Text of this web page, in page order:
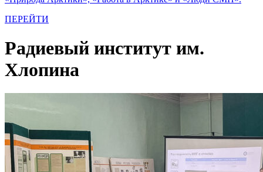
ПЕРЕЙТИ
Радиевый институт им.
Хлопина